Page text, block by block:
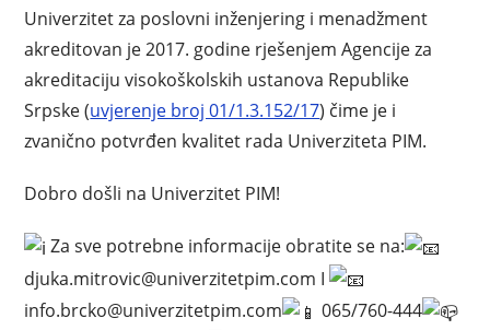
Univerzitet za poslovni inženjering i menadžment
akreditovan je 2017. godine rješenjem Agencije za
akreditaciju visokoškolskih ustanova Republike
Srpske (uvjerenje broj 01/1.3.152/17) čime je i
zvanično potvrđen kvalitet rada Univerziteta PIM.
Dobro došli na Univerzitet PIM!
Za sve potrebne informacije obratite se na:
djuka.mitrovic@univerzitetpim.com I
info.brcko@univerzitetpim.com
065/760-444